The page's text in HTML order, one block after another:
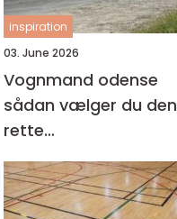
inspiration
03. June 2026
Vognmand odense
sådan vælger du den
rette
samarbejdspartner